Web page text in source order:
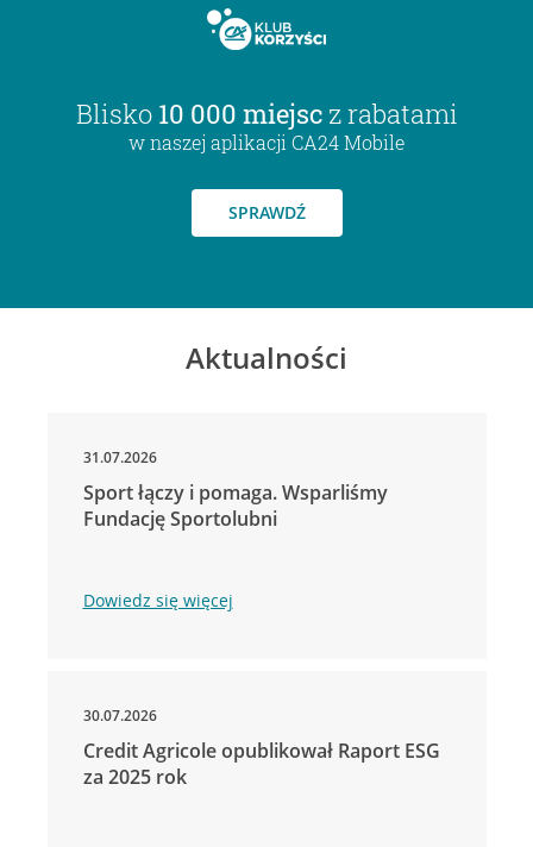
Blisko 10 000 miejsc z rabatami
w naszej aplikacji CA24 Mobile
SPRAWDŹ
Aktualności
31.07.2026
Sport łączy i pomaga. Wsparliśmy
Fundację Sportolubni
Dowiedz się więcej
30.07.2026
Credit Agricole opublikował Raport ESG
za 2025 rok